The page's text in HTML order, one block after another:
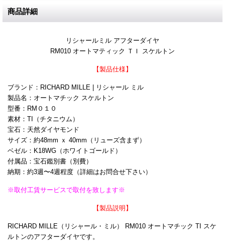
商品詳細
リシャールミル アフターダイヤ
RM010 オートマティック ＴＩ スケルトン
【製品仕様】
ブランド：RICHARD MILLE | リシャール ミル
製品名：オートマチック スケルトン
型番：RM０１０
素材：TI（チタニウム）
宝石：天然ダイヤモンド
サイズ：約48mm ｘ 40mm（リューズ含まず）
ベゼル：K18WG（ホワイトゴールド）
付属品：宝石鑑別書（別費）
納期：約3週〜4週程度（詳細はお問合せ下さい）
※取付工賃サービスで取付を致します※
【製品説明】
RICHARD MILLE（リシャール・ミル） RM010 オートマチック TI スケ
ルトンのアフターダイヤです。